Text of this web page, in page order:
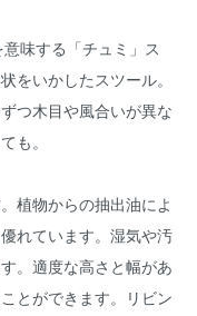
味する「チュミ」ス
をいかしたスツール。
つ木目や風合いが異な
も。
植物からの抽出油によ
れています。湿気や汚
。適度な高さと幅があ
とができます。リビン